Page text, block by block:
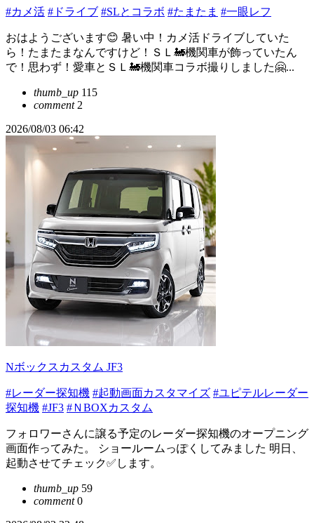
#カメ活 #ドライブ #SLとコラボ #たまたま #一眼レフ
おはようございます😊 暑い中！カメ活ドライブしていた
ら！たまたまなんですけど！ＳＬ🚂機関車が飾っていたん
で！思わず！愛車とＳＬ🚂機関車コラボ撮りしました🤗...
thumb_up 115
comment2
2026/08/03 06:42
Nボックスカスタム JF3
#レーダー探知機 #起動画面カスタマイズ #ユピテルレーダー
探知機 #JF3 #ＮBOXカスタム
フォロワーさんに譲る予定のレーダー探知機のオープニング
画面作ってみた。 ショールームっぽくしてみました 明日、
起動させてチェック✅します。
thumb_up 59
comment0